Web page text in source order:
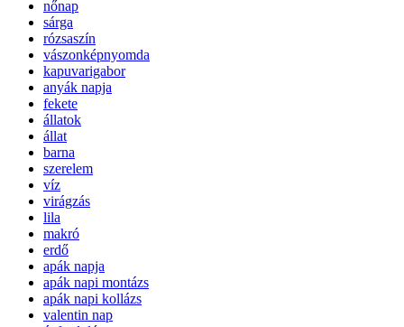
nőnap
sárga
rózsaszín
vászonképnyomda
kapuvarigabor
anyák napja
fekete
állatok
állat
barna
szerelem
víz
virágzás
lila
makró
erdő
apák napja
apák napi montázs
apák napi kollázs
valentin nap